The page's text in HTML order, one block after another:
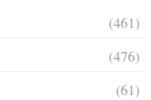
(461)
(476)
(61)